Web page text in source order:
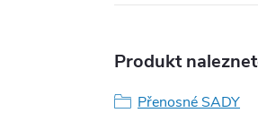
Produkt
Přenosné SADY